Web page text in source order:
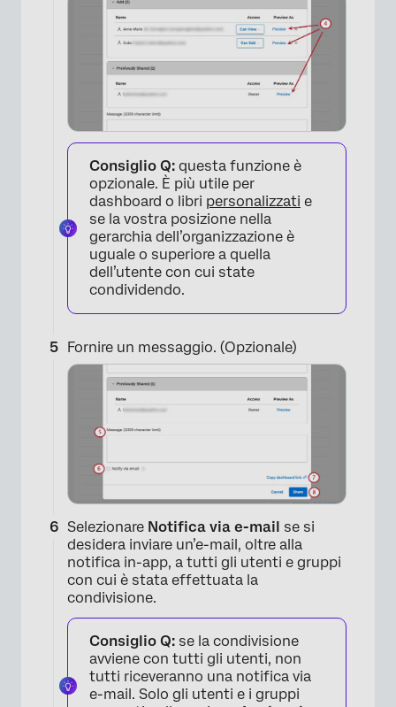
Consiglio Q: questa funzione è
opzionale. È più utile per
dashboard o libri personalizzati e
se la vostra posizione nella
gerarchia dell’organizzazione è
uguale o superiore a quella
dell’utente con cui state
condividendo.
Fornire un messaggio. (Opzionale)
Selezionare Notifica via e-mail se si
desidera inviare un’e-mail, oltre alla
notifica in-app, a tutti gli utenti e gruppi
con cui è stata effettuata la
condivisione.
Consiglio Q: se la condivisione
avviene con tutti gli utenti, non
tutti riceveranno una notifica via
e-mail. Solo gli utenti e i gruppi